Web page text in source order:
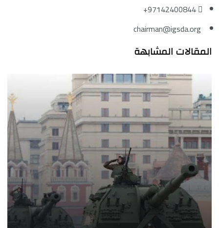
97142400844+
chairman@igsda.org
المقالات المشابهة